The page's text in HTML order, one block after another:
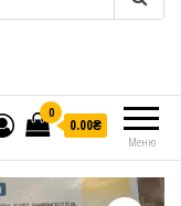
Меню
0
0.00₴